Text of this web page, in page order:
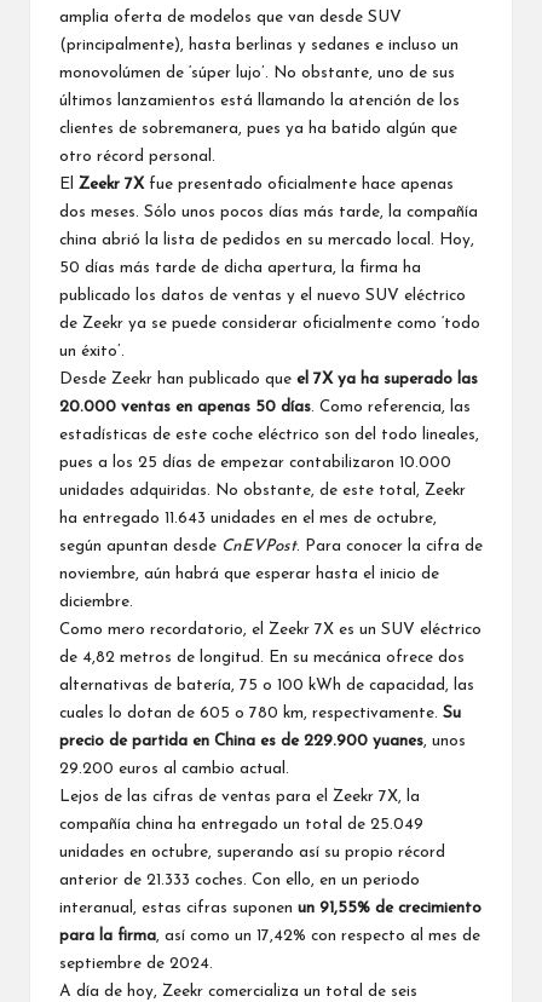
amplia oferta de modelos que van desde SUV
(principalmente), hasta berlinas y sedanes e incluso un
monovolúmen de ‘súper lujo’. No obstante, uno de sus
últimos lanzamientos está llamando la atención de los
clientes de sobremanera, pues ya ha batido algún que
otro récord personal.
El Zeekr 7X fue presentado oficialmente hace apenas
dos meses. Sólo unos pocos días más tarde, la compañía
china abrió la lista de pedidos en su mercado local. Hoy,
50 días más tarde de dicha apertura, la firma ha
publicado los datos de ventas y el nuevo SUV eléctrico
de Zeekr ya se puede considerar oficialmente como ‘todo
un éxito’.
Desde Zeekr han publicado que el 7X ya ha superado las
20.000 ventas en apenas 50 días . Como referencia, las
estadísticas de este coche eléctrico son del todo lineales,
pues a los 25 días de empezar contabilizaron 10.000
unidades adquiridas. No obstante, de este total, Zeekr
ha entregado 11.643 unidades en el mes de octubre,
según apuntan desde CnEVPost. Para conocer la cifra de
noviembre, aún habrá que esperar hasta el inicio de
diciembre.
Como mero recordatorio, el Zeekr 7X es un SUV eléctrico
de 4,82 metros de longitud. En su mecánica ofrece dos
alternativas de batería, 75 o 100 kWh de capacidad, las
cuales lo dotan de 605 o 780 km, respectivamente. Su
precio de partida en China es de 229.900 yuanes , unos
29.200 euros al cambio actual.
Lejos de las cifras de ventas para el Zeekr 7X, la
compañía china ha entregado un total de 25.049
unidades en octubre, superando así su propio récord
anterior de 21.333 coches. Con ello, en un periodo
interanual, estas cifras suponen un 91,55% de crecimiento
para la firma , así como un 17,42% con respecto al mes de
septiembre de 2024.
A día de hoy, Zeekr comercializa un total de seis